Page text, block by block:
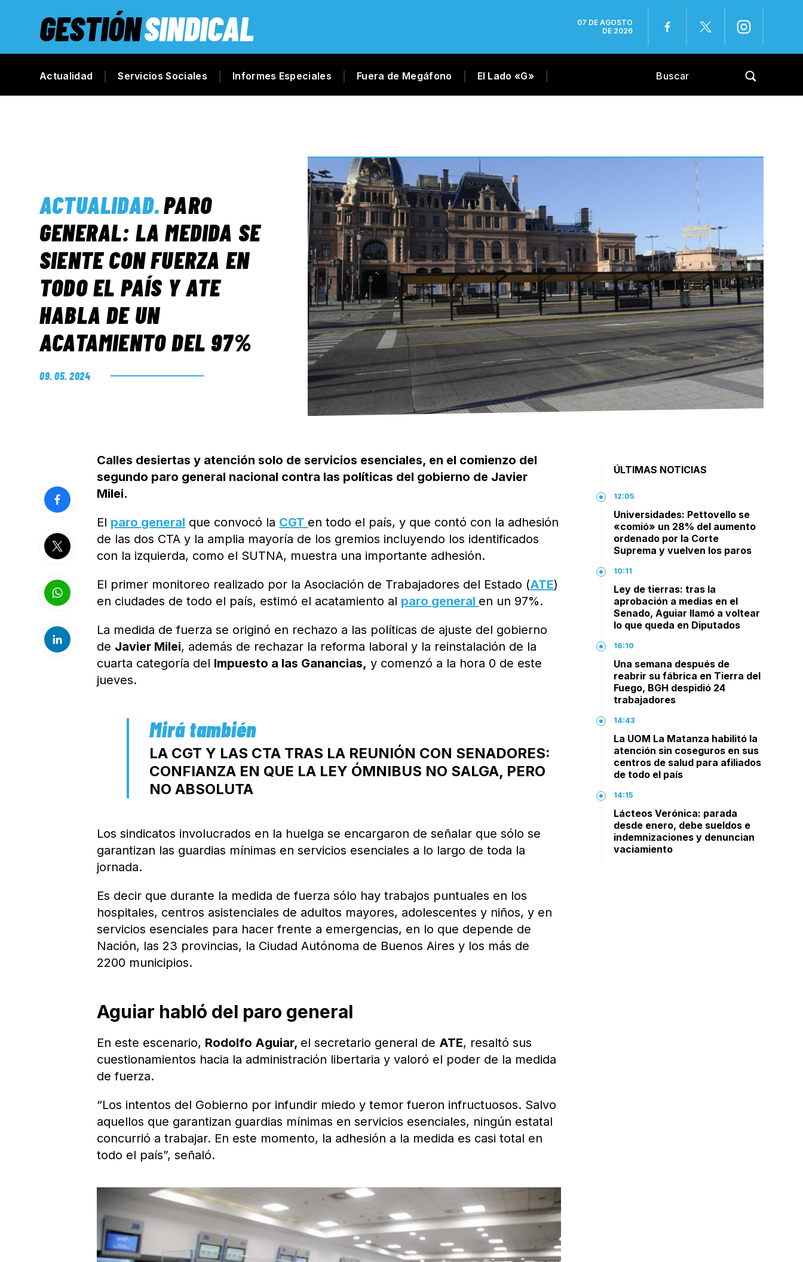
GESTIÓNSINDICAL
07 DE AGOSTO
DE 2026
Actualidad Servicios Sociales Informes Especiales Fuera de Megáfono El Lado «G»
ACTUALIDAD.PARO
GENERAL: LA MEDIDA SE
SIENTE CON FUERZA EN
TODO EL PAÍS Y ATE
HABLA DE UN
ACATAMIENTO DEL 97%
09. 05. 2024
Calles desiertas y atención solo de servicios esenciales, en el comienzo del
segundo paro general nacional contra las políticas del gobierno de Javier
Milei.
El paro general que convocó la CGT en todo el país, y que contó con la adhesión
de las dos CTA y la amplia mayoría de los gremios incluyendo los identificados
con la izquierda, como el SUTNA, muestra una importante adhesión.
El primer monitoreo realizado por la Asociación de Trabajadores del Estado (ATE)
en ciudades de todo el país, estimó el acatamiento al paro general en un 97%.
La medida de fuerza se originó en rechazo a las políticas de ajuste del gobierno
de Javier Milei, además de rechazar la reforma laboral y la reinstalación de la
cuarta categoría del Impuesto a las Ganancias, y comenzó a la hora 0 de este
jueves.
LA CGT Y LAS CTA TRAS LA REUNIÓN CON SENADORES:
CONFIANZA EN QUE LA LEY ÓMNIBUS NO SALGA, PERO
NO ABSOLUTA
Los sindicatos involucrados en la huelga se encargaron de señalar que sólo se
garantizan las guardias mínimas en servicios esenciales a lo largo de toda la
jornada.
Es decir que durante la medida de fuerza sólo hay trabajos puntuales en los
hospitales, centros asistenciales de adultos mayores, adolescentes y niños, y en
servicios esenciales para hacer frente a emergencias, en lo que depende de
Nación, las 23 provincias, la Ciudad Autónoma de Buenos Aires y los más de
2200 municipios.
Aguiar habló del paro general
En este escenario, Rodolfo Aguiar, el secretario general de ATE, resaltó sus
cuestionamientos hacia la administración libertaria y valoró el poder de la medida
de fuerza.
“Los intentos del Gobierno por infundir miedo y temor fueron infructuosos. Salvo
aquellos que garantizan guardias mínimas en servicios esenciales, ningún estatal
concurrió a trabajar. En este momento, la adhesión a la medida es casi total en
todo el país”, señaló.
ÚLTIMAS NOTICIAS
12:05
Universidades: Pettovello se
«comió» un 28% del aumento
ordenado por la Corte
Suprema y vuelven los paros
10:11
Ley de tierras: tras la
aprobación a medias en el
Senado, Aguiar llamó a voltear
lo que queda en Diputados
16:10
Una semana después de
reabrir su fábrica en Tierra del
Fuego, BGH despidió 24
trabajadores
14:43
La UOM La Matanza habilitó la
atención sin coseguros en sus
centros de salud para afiliados
de todo el país
14:15
Lácteos Verónica: parada
desde enero, debe sueldos e
indemnizaciones y denuncian
vaciamiento